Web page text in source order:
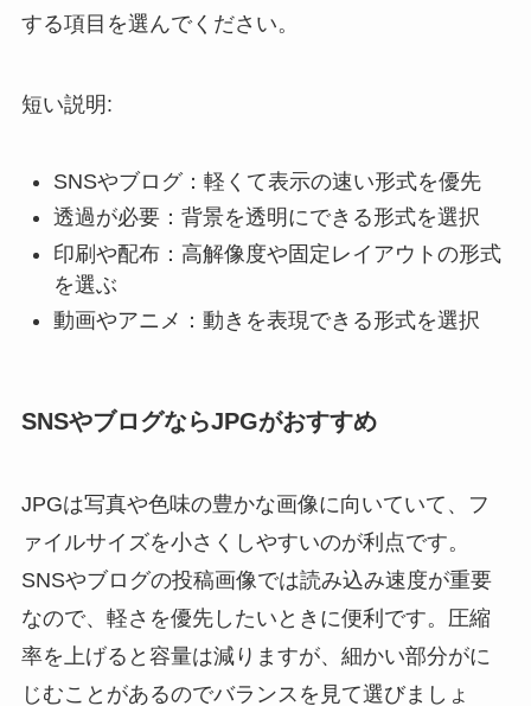
する項目を選んでください。
短い説明:
SNSやブログ：軽くて表示の速い形式を優先
透過が必要：背景を透明にできる形式を選択
印刷や配布：高解像度や固定レイアウトの形式
を選ぶ
動画やアニメ：動きを表現できる形式を選択
SNSやブログならJPGがおすすめ
JPGは写真や色味の豊かな画像に向いていて、フ
ァイルサイズを小さくしやすいのが利点です。
SNSやブログの投稿画像では読み込み速度が重要
なので、軽さを優先したいときに便利です。圧縮
率を上げると容量は減りますが、細かい部分がに
じむことがあるのでバランスを見て選びましょ